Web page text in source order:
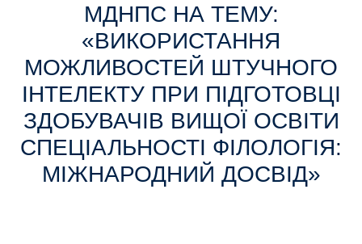
МДНПС НА ТЕМУ:
«ВИКОРИСТАННЯ
МОЖЛИВОСТЕЙ ШТУЧНОГО
ІНТЕЛЕКТУ ПРИ ПІДГОТОВЦІ
ЗДОБУВАЧІВ ВИЩОЇ ОСВІТИ
СПЕЦІАЛЬНОСТІ ФІЛОЛОГІЯ:
МІЖНАРОДНИЙ ДОСВІД»